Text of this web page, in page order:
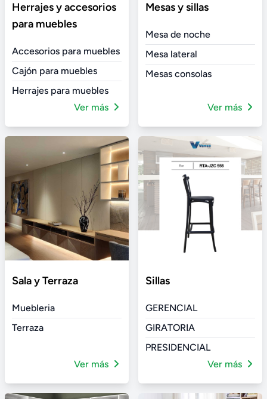
Herrajes y accesorios
para muebles
Accesorios para muebles
Cajón para muebles
Herrajes para muebles
Ver más
Mesas y sillas
Mesa de noche
Mesa lateral
Mesas consolas
Ver más
Sala y Terraza
Muebleria
Terraza
Ver más
Sillas
GERENCIAL
GIRATORIA
PRESIDENCIAL
Ver más